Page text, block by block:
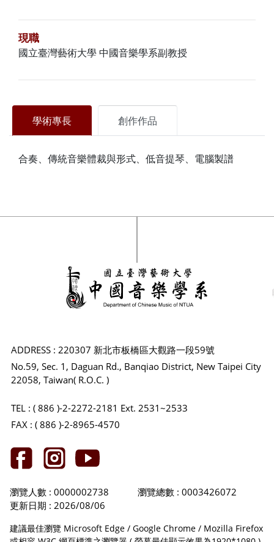
現職
國立臺灣藝術大學 中國音樂學系副教授
學術專長 創作作品
合奏、傳統音樂體裁與形式、低音提琴、電腦製譜
ADDRESS : 220307 新北市板橋區大觀路一段59號
No.59, Sec. 1, Daguan Rd., Banqiao District, New Taipei City
22058, Taiwan( R.O.C. )
TEL : ( 886 )-2-2272-2181 Ext. 2531~2533
FAX : ( 886 )-2-8965-4570
瀏覽人數 : 0000002738
瀏覽總數 : 0003426072
更新日期 : 2026/08/06
建議最佳瀏覽 Microsoft Edge / Google Chrome / Mozilla Firefox